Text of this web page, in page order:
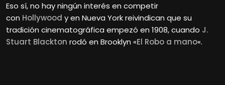
Eso sí, no hay ningún interés en competir
con Hollywood y en Nueva York reivindican que su
tradición cinematográfica empezó en 1908, cuando J.
Stuart Blackton rodó en Brooklyn «El Robo a mano«.